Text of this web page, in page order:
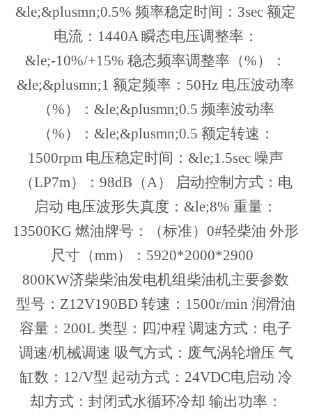
&le;&plusmn;0.5% 频率稳定时间：3sec 额定
电流：1440A 瞬态电压调整率：
&le;-10%/+15% 稳态频率调整率（%）：
&le;&plusmn;1 额定频率：50Hz 电压波动率
（%）：&le;&plusmn;0.5 频率波动率
（%）：&le;&plusmn;0.5 额定转速：
1500rpm 电压稳定时间：&le;1.5sec 噪声
（LP7m）：98dB（A） 启动控制方式：电
启动 电压波形失真度：&le;8% 重量：
13500KG 燃油牌号：（标准）0#轻柴油 外形
尺寸（mm）：5920*2000*2900
800KW济柴柴油发电机组柴油机主要参数
型号：Z12V190BD 转速：1500r/min 润滑油
容量：200L 类型：四冲程 调速方式：电子
调速/机械调速 吸气方式：废气涡轮增压 气
缸数：12/V型 起动方式：24VDC电启动 冷
却方式：封闭式水循环冷却 输出功率：